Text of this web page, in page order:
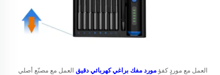
العمل مع موردٍ كفؤ مورد مفك براغي كهربائي دقيق العمل مع مصنّع أصلي